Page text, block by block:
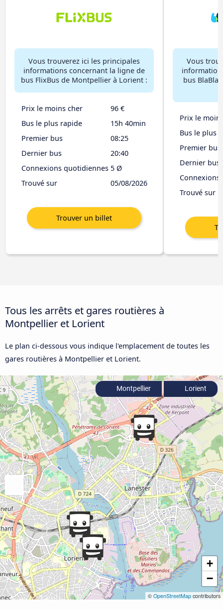
Vous trouverez ici les principales
informations concernant la ligne de
bus FlixBus de Montpellier à Lorient :
Prix le moins cher
96 €
Bus le plus rapide
15h 40min
Premier bus
08:25
Dernier bus
20:40
Connexions quotidiennes 5 Ø
Trouvé sur
05/08/2026
Vous
bus
Prix le
Bus le plus
Premier bus
Dernier bus
Trouvé sur
Tous les arrêts et gares routières à
Montpellier et Lorient
Le plan ci-dessous vous indique l'emplacement de toutes les
gares routières à Montpellier et Lorient.
+
−
© OpenStreetMap contributors
Montpellier Lorient